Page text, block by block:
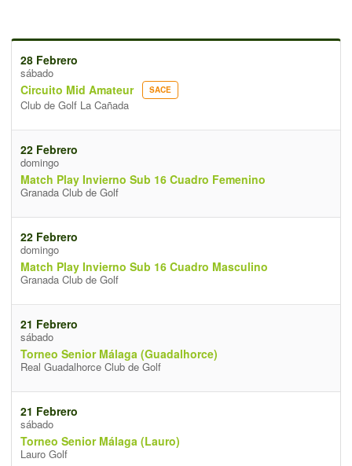
28 Febrero
sábado
Circuito Mid Amateur SACE
Club de Golf La Cañada
22 Febrero
domingo
Match Play Invierno Sub 16 Cuadro Femenino
Granada Club de Golf
22 Febrero
domingo
Match Play Invierno Sub 16 Cuadro Masculino
Granada Club de Golf
21 Febrero
sábado
Torneo Senior Málaga (Guadalhorce)
Real Guadalhorce Club de Golf
21 Febrero
sábado
Torneo Senior Málaga (Lauro)
Lauro Golf